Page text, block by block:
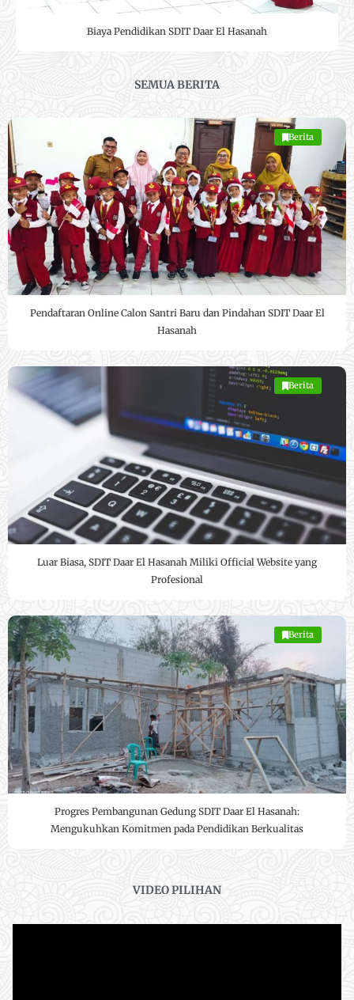
Biaya Pendidikan SDIT Daar El Hasanah
SEMUA BERITA
Berita
Pendaftaran Online Calon Santri Baru dan Pindahan SDIT Daar El
Hasanah
Berita
Luar Biasa, SDIT Daar El Hasanah Miliki Official Website yang
Profesional
Berita
Progres Pembangunan Gedung SDIT Daar El Hasanah:
Mengukuhkan Komitmen pada Pendidikan Berkualitas
VIDEO PILIHAN